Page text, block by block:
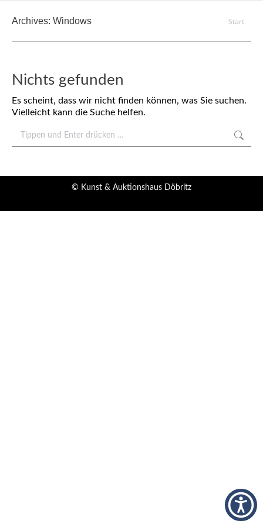
Archives: Windows
Sie
sich hier:
Start
Nichts gefunden
Es scheint, dass wir nicht finden können, was Sie suchen.
Vielleicht kann die Suche helfen.
Search:
© Kunst & Auktionshaus Döbritz